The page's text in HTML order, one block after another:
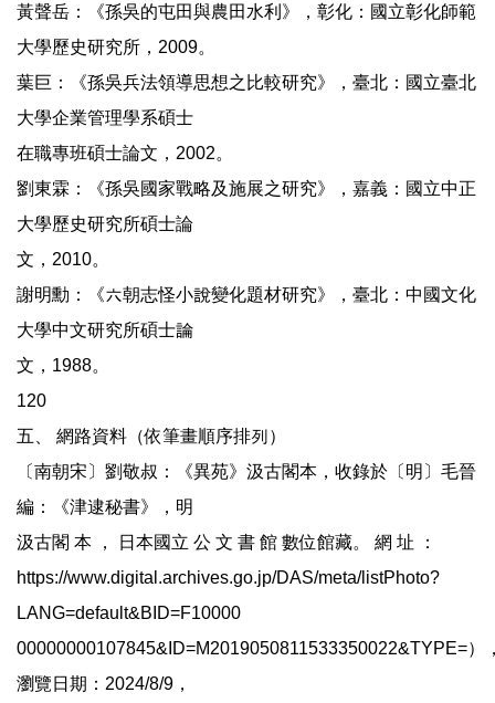
黃聲岳：《孫吳的屯田與農田水利》，彰化：國立彰化師範
大學歷史研究所，2009。
葉巨：《孫吳兵法領導思想之比較研究》，臺北：國立臺北
大學企業管理學系碩士
在職專班碩士論文，2002。
劉東霖：《孫吳國家戰略及施展之研究》，嘉義：國立中正
大學歷史研究所碩士論
文，2010。
謝明勳：《六朝志怪小說變化題材研究》，臺北：中國文化
大學中文研究所碩士論
文，1988。
120
五、 網路資料（依筆畫順序排列）
〔南朝宋〕劉敬叔：《異苑》汲古閣本，收錄於〔明〕毛晉
編：《津逮秘書》，明
汲古閣 本 ， 日本國立 公 文 書 館 數位館藏。 網 址 ：
https://www.digital.archives.go.jp/DAS/meta/listPhoto?
LANG=default&BID=F10000
00000000107845&ID=M2019050811533350022&TYPE=）
瀏覽日期：2024/8/9，